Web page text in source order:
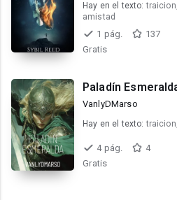
Hay en el texto:
amistad
1 pág.
137
Gratis
Paladín
VanlyDMarso
Hay en el texto:
4 pág.
4
Gratis